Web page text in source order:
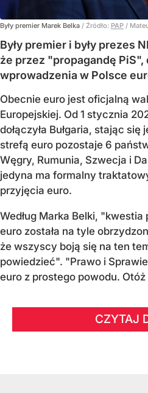
Były premier Marek Belka / Źródło: PAP /
Były premier i były prezes
że przez "propagandę PiS",
wprowadzenia w Polsce
Obecnie euro jest oficjalną
Europejskiej. Od 1 stycznia
dołączyła Bułgaria, stając się
strefą euro pozostaje 6
Węgry, Rumunia, Szwecja i
jedyna ma formalny
przyjęcia euro.
Według Marka Belki,
euro została na tyle
że wszyscy boją się na ten
powiedzieć". "Prawo i
euro z prostego powodu. Otóż
CZYTAJ